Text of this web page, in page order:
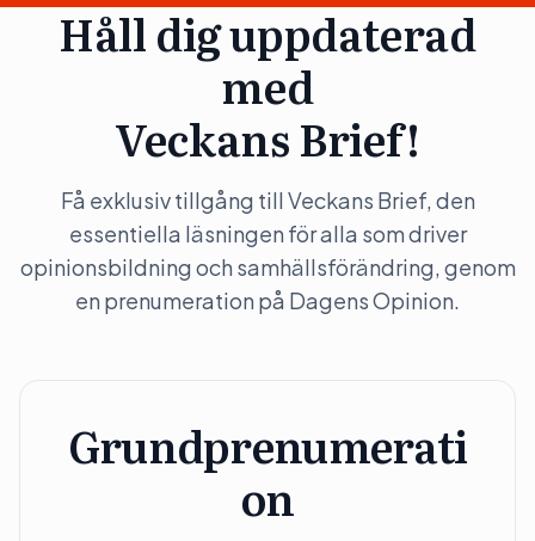
Håll dig uppdaterad
med
Veckans Brief!
Få exklusiv tillgång till Veckans Brief, den
essentiella läsningen för alla som driver
opinionsbildning och samhällsförändring, genom
en prenumeration på Dagens Opinion.
Grundprenumerati
on